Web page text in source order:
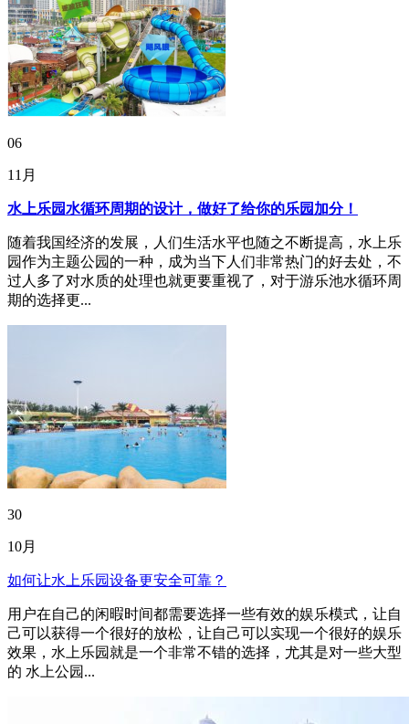
06
11月
水上乐园水循环周期的设计，做好了给你的乐园加分！
随着我国经济的发展，人们生活水平也随之不断提高，水上乐
园作为主题公园的一种，成为当下人们非常热门的好去处，不
过人多了对水质的处理也就更要重视了，对于游乐池水循环周
期的选择更...
30
10月
如何让水上乐园设备更安全可靠？
用户在自己的闲暇时间都需要选择一些有效的娱乐模式，让自
己可以获得一个很好的放松，让自己可以实现一个很好的娱乐
效果，水上乐园就是一个非常不错的选择，尤其是对一些大型
的 水上公园...